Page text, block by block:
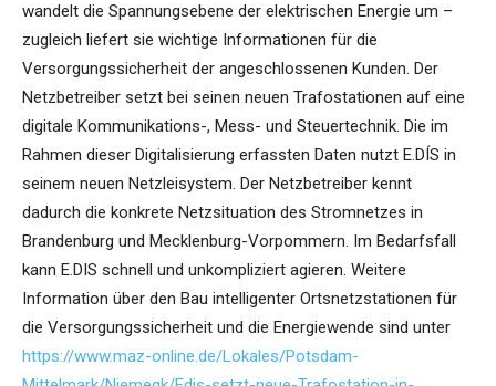
wandelt die Spannungsebene der elektrischen Energie um –
zugleich liefert sie wichtige Informationen für die
Versorgungssicherheit der angeschlossenen Kunden. Der
Netzbetreiber setzt bei seinen neuen Trafostationen auf eine
digitale Kommunikations-, Mess- und Steuertechnik. Die im
Rahmen dieser Digitalisierung erfassten Daten nutzt E.DÍS in
seinem neuen Netzleisystem. Der Netzbetreiber kennt
dadurch die konkrete Netzsituation des Stromnetzes in
Brandenburg und Mecklenburg-Vorpommern. Im Bedarfsfall
kann E.DIS schnell und unkompliziert agieren. Weitere
Information über den Bau intelligenter Ortsnetzstationen für
die Versorgungssicherheit und die Energiewende sind unter
https://www.maz-online.de/Lokales/Potsdam-